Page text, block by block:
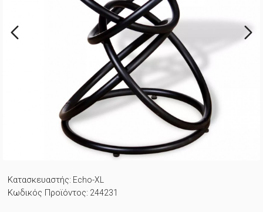
Κατασκευαστής: Echo-XL
Κωδικός Προϊόντος: 244231